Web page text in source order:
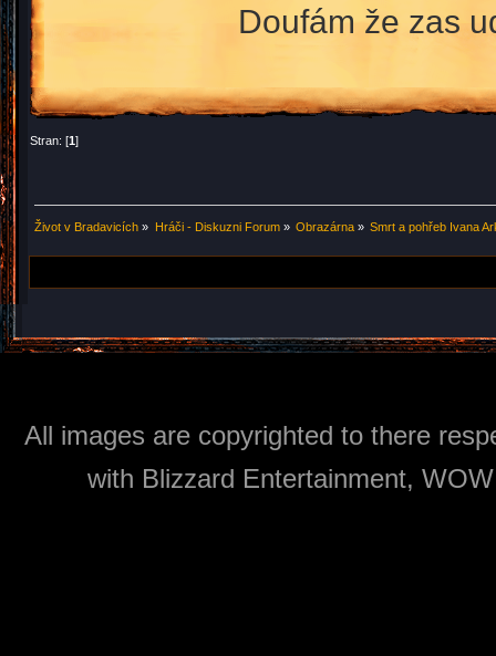
Doufám že zas
Stran: [1]
Život v Bradavicích » Hráči - Diskuzni Forum» Obrazárna» Smrt a pohřeb Ivana
All images are copyrighted to there
with Blizzard Entertainment,